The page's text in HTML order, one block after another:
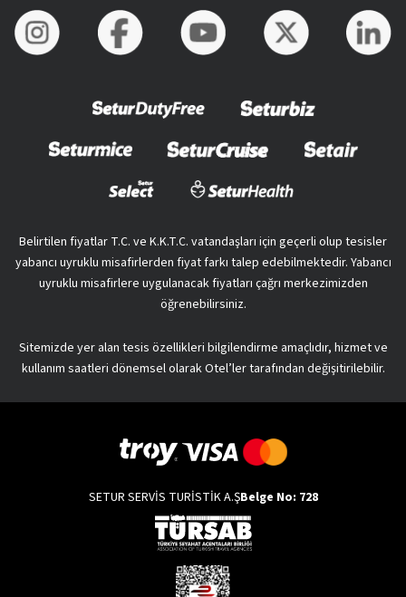
Belirtilen fiyatlar T.C. ve K.K.T.C. vatandaşları için geçerli olup tesisler
yabancı uyruklu misafirlerden fiyat farkı talep edebilmektedir. Yabancı
uyruklu misafirlere uygulanacak fiyatları çağrı merkezimizden
öğrenebilirsiniz.
Sitemizde yer alan tesis özellikleri bilgilendirme amaçlıdır, hizmet ve
kullanım saatleri dönemsel olarak Otel’ler tarafından değişitirilebilir.
SETUR SERVİS TURİSTİK A.ŞBelge No: 728